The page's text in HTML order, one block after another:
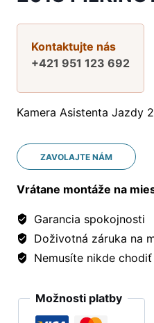
Kontaktujte nás
+421 951 123 692
Kamera Asistenta Jazdy
ZAVOLAJTE NÁM
Vrátane montáže na
Garancia spokojnosti
Doživotná záruka na
Nemusíte nikde chodiť
Možnosti platby